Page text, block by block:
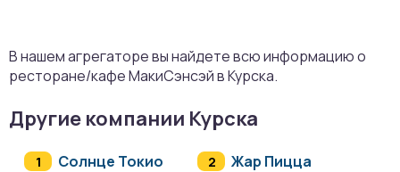
В нашем агрегаторе вы найдете всю информацию о
ресторане/кафе МакиСэнсэй в Курска.
Другие компании Курска
Солнце Токио
Жар Пицца